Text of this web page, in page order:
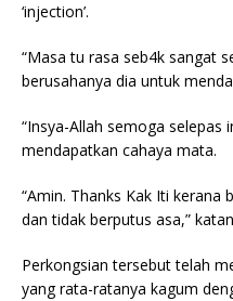
‘injection’.
“Masa tu rasa seb4k sangat
berusahanya dia untuk
“Insya-Allah semoga selepas
mendapatkan cahaya mata.
“Amin. Thanks Kak Iti kerana
dan tidak berputus asa,”
Perkongsian tersebut telah
yang rata-ratanya kagum